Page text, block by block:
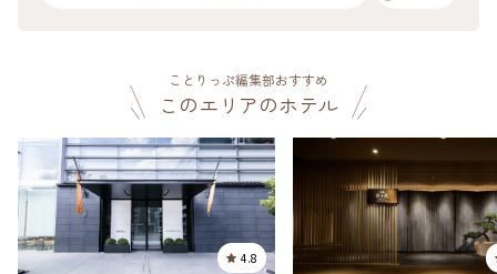
ことりっぷ編集部おすすめ
このエリアのホテル
4.8